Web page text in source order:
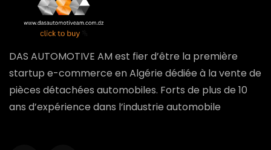
DAS AUTOMOTIVE AM est fier d’être la première
startup e-commerce en Algérie dédiée à la vente de
pièces détachées automobiles. Forts de plus de 10
ans d’expérience dans l’industrie automobile